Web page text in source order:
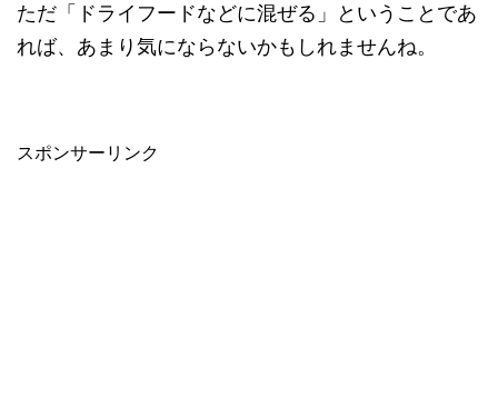
ただ「ドライフードなどに混ぜる」ということであ
れば、あまり気にならないかもしれませんね。
スポンサーリンク